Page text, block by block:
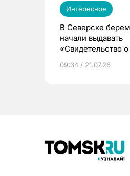
Интересное
В Северске
начали выдавать
«Свидетельство
09:34 / 21.07.26